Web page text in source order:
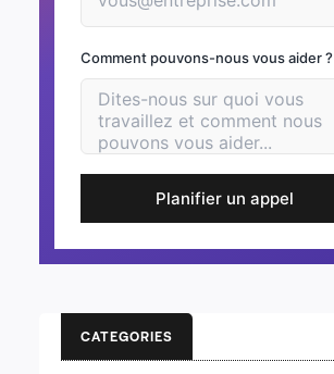
Comment pouvons-nous vous aider ?
Planifier un appel
CATEGORIES